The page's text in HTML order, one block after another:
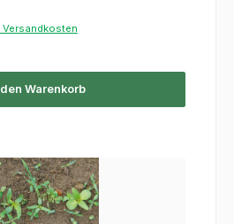
Versandkosten
Warenkorb